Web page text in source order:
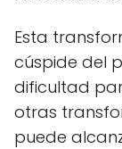
Esta
cúspide del
dificultad
otras
puede